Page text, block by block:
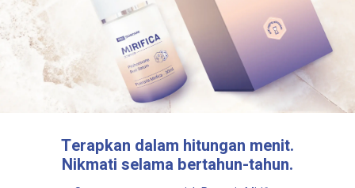
Terapkan dalam hitungan menit.
Nikmati selama bertahun-tahun.